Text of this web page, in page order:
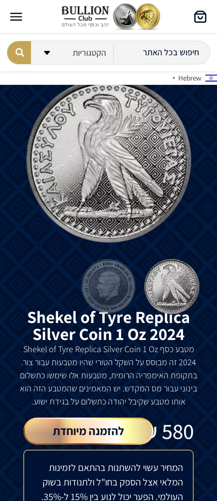
Hebrew
▼
Shekel of Tyre Replica
Silver Coin 1 Oz 2024
מטבעכסף Shekel of Tyre Replica Silver Coin 1 Oz
2024זה מבוסס על השקל הטורי שהיו מטבעותעבורצור.
בתקופת האימפריה הרומית, מטבעות אלו שימשו כתשלום
בינוני עבור מס המקדש. יש המאמינים שהמטבע הזה הוא
אותו מטבע שקיבל יהודה כתשלום עלבגידת ישוע.
580
₪ להזמנה מיוחדת
המחיר עשוי להשתנות בהתאם לזמינות
המלאי אצל הספק בחו"ל ולתנודות בשוק
העולמי. הפער יכול לנוע בין 15% ל-35%.